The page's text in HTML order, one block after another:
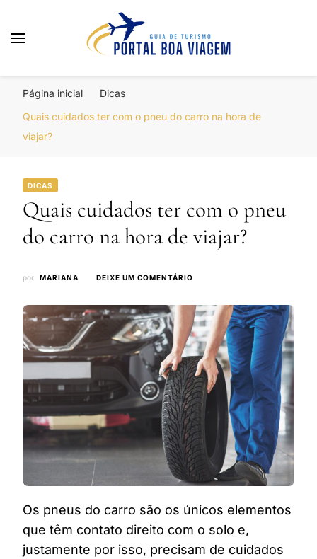
Página inicial
Dicas
Quais cuidados ter com o pneu do carro na hora de
viajar?
DICAS
Quais cuidados ter com o pneu
do carro na hora de viajar?
por MARIANA DEIXE UM COMENTÁRIO
TER
COM
O
PNEU
DO
CARRO
NA
HORA
DE
VIAJAR?
Os pneus do carro são os únicos elementos
que têm contato direito com o solo e,
justamente por isso, precisam de cuidados